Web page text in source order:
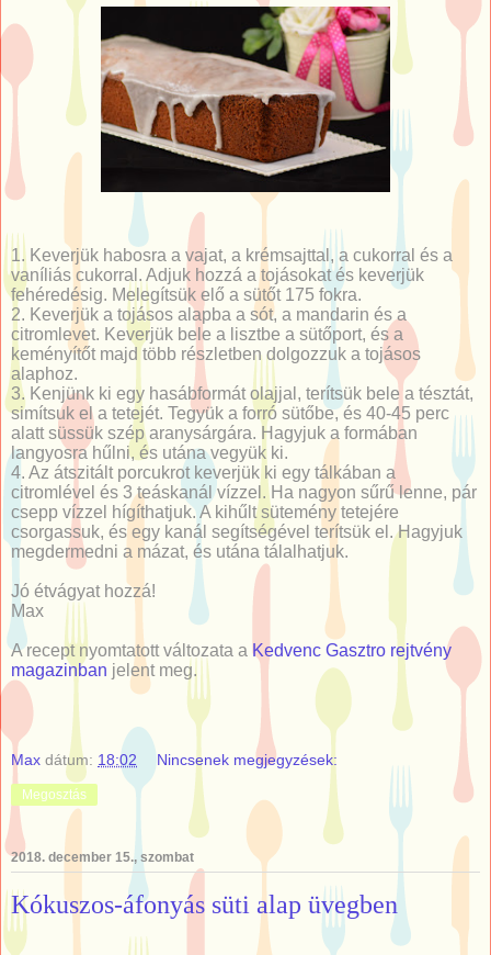
1. Keverjük habosra a vajat, a krémsajttal, a cukorral és a
vaníliás cukorral. Adjuk hozzá a tojásokat és keverjük
fehéredésig. Melegítsük elő a sütőt 175 fokra.
2. Keverjük a tojásos alapba a sót, a mandarin és a
citromlevet. Keverjük bele a lisztbe a sütőport, és a
keményítőt majd több részletben dolgozzuk a tojásos
alaphoz.
3. Kenjünk ki egy hasábformát olajjal, terítsük bele a tésztát,
simítsuk el a tetejét. Tegyük a forró sütőbe, és 40-45 perc
alatt süssük szép aranysárgára. Hagyjuk a formában
langyosra hűlni, és utána vegyük ki.
4. Az átszitált porcukrot keverjük ki egy tálkában a
citromlével és 3 teáskanál vízzel. Ha nagyon sűrű lenne, pár
csepp vízzel hígíthatjuk. A kihűlt sütemény tetejére
csorgassuk, és egy kanál segítségével terítsük el. Hagyjuk
megdermedni a mázat, és utána tálalhatjuk.
Jó étvágyat hozzá!
Max
A recept nyomtatott változata a Kedvenc Gasztro rejtvény
magazinban jelent meg.
Max dátum: 18:02 Nincsenek megjegyzések:
Megosztás
2018. december 15., szombat
Kókuszos-áfonyás süti alap üvegben